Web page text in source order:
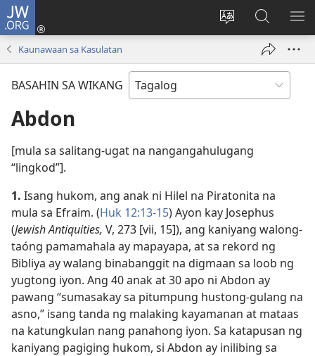
JW.ORG
Baguhin
ng
Mag-
log
bubukas
sa
JW.ORG
Kaunawaan sa Kasulatan
BASAHIN SA WIKANG
Abdon
[mula sa salitang-ugat na nangangahulugang
“lingkod”].
1. Isang hukom, ang anak ni Hilel na Piratonita na
mula sa Efraim. (Huk 12:13-15) Ayon kay Josephus
(Jewish Antiquities, V, 273 [vii, 15]), ang kaniyang walong-
taóng pamamahala ay mapayapa, at sa rekord ng
Bibliya ay walang binabanggit na digmaan sa loob ng
yugtong iyon. Ang 40 anak at 30 apo ni Abdon ay
pawang “sumasakay sa pitumpung hustong-gulang na
asno,” isang tanda ng malaking kayamanan at mataas
na katungkulan nang panahong iyon. Sa katapusan ng
kaniyang pagiging hukom, si Abdon ay inilibing sa